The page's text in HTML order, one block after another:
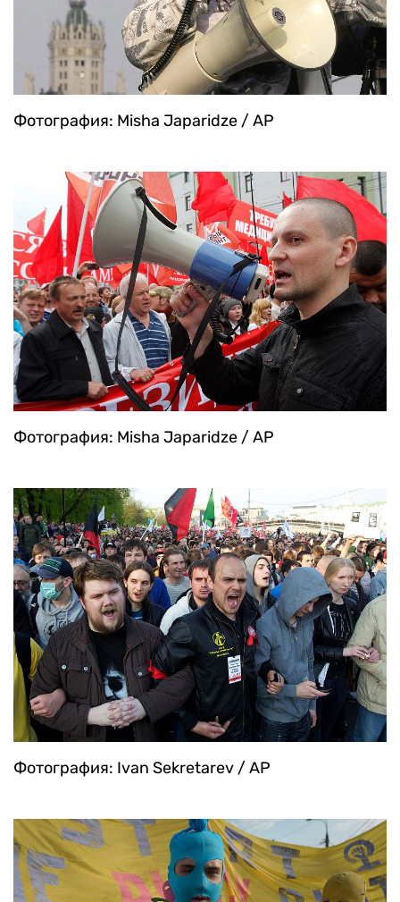
Фотография: Misha Japaridze / AP
Фотография: Misha Japaridze / AP
Фотография: Ivan Sekretarev / AP